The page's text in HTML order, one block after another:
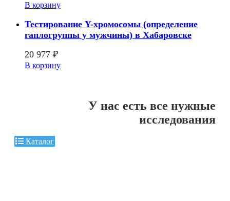
В корзину
Тестирование Y-хромосомы (определение
гаплогруппы у мужчины) в Хабаровске
20 977 ₽
В корзину
У нас есть все нужные
исследования
Каталог